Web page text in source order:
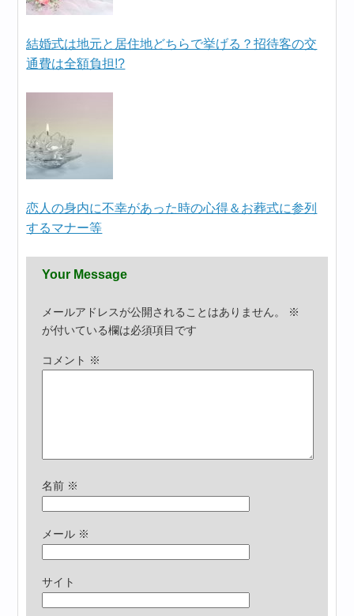
結婚式は地元と居住地どちらで挙げる？招待客の交
通費は全額負担!?
恋人の身内に不幸があった時の心得＆お葬式に参列
するマナー等
Your Message
メールアドレスが公開されることはありません。
※
が付いている欄は必須項目です
コメント ※
名前 ※
メール ※
サイト